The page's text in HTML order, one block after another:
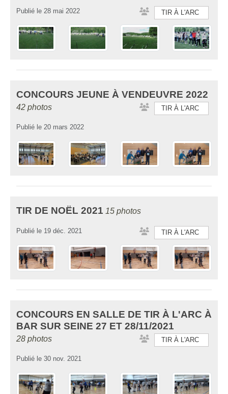
TIR À L'ARC
Publié le 28 mai 2022
CONCOURS JEUNE À VENDEUVRE 2022
42 photos TIR À L'ARC
Publié le 20 mars 2022
TIR DE NOËL 2021 15 photos
TIR À L'ARC
Publié le 19 déc. 2021
CONCOURS EN SALLE DE TIR À L'ARC À
BAR SUR SEINE 27 ET 28/11/2021
28 photos TIR À L'ARC
Publié le 30 nov. 2021